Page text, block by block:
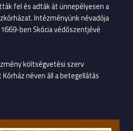
fel és adták át ünnepélyesen a
Intézményünk névadója
ben Skócia védőszentjévé
költségvetési szerv
néven áll a betegellátás